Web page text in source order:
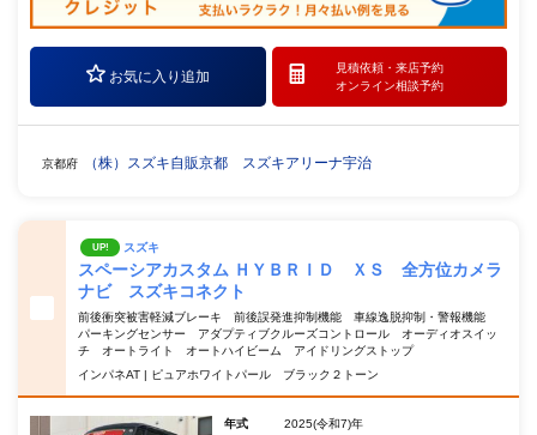
お気に入り追加
見積依頼・ 来店予約
オンライン相談予約
京都府 （株）スズキ自販京都 スズキアリーナ宇治
UP! スズキ
スペーシアカスタム ＨＹＢＲＩＤ ＸＳ 全方位カメラ
ナビ スズキコネクト
前後衝突被害軽減ブレーキ 前後誤発進抑制機能 車線逸脱抑制・警報機能
パーキングセンサー アダプティブクルーズコントロール オーディオスイッ
チ オートライト オートハイビーム アイドリングストップ
インパネAT | ピュアホワイトパール ブラック２トーン
年式
2025(令和7)年